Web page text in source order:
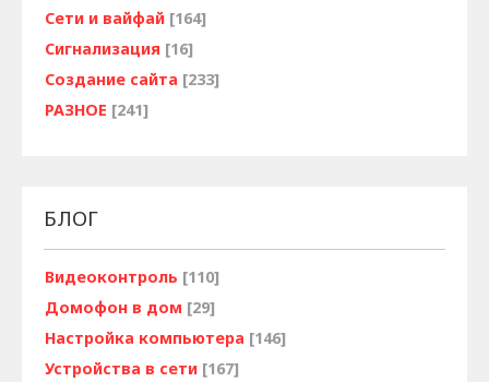
Сети и вайфай [164]
Сигнализация [16]
Создание сайта [233]
РАЗНОЕ [241]
БЛОГ
Видеоконтроль [110]
Домофон в дом [29]
Настройка компьютера [146]
Устройства в сети [167]